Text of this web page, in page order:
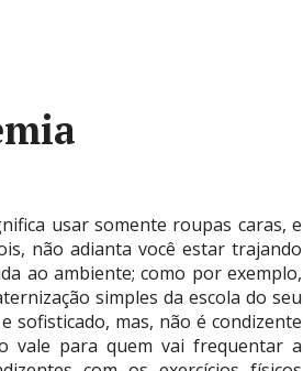
usar somente roupas caras, e
não adianta você estar trajando
ao ambiente; como por exemplo,
simples da escola do seu
sofisticado, mas, não é condizente
vale para quem vai frequentar a